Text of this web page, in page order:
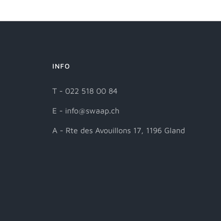
INFO
T - 022 518 00 84
E - info@swaap.ch
A - Rte des Avouillons 17, 1196 Gland